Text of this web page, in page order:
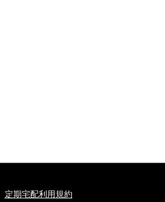
定期宅配利用規約